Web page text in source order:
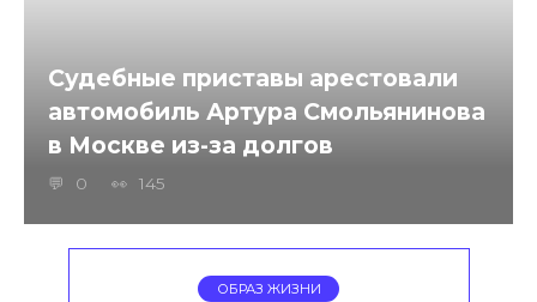
Судебные приставы арестовали
автомобиль Артура Смольянинова
в Москве из-за долгов
0 145
ОБРАЗ ЖИЗНИ